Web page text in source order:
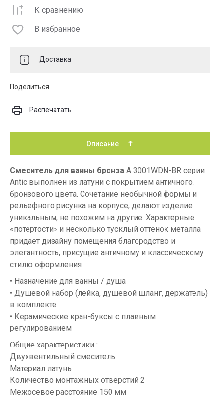
К сравнению
В избранное
Доставка
Поделиться
Распечатать
Описание
Смеситель для ванны бронза A 3001WDN-BR серии
Antic выполнен из латуни с покрытием античного,
бронзового цвета. Сочетание необычной формы и
рельефного рисунка на корпусе, делают изделие
уникальным, не похожим на другие. Характерные
«потертости» и несколько тусклый оттенок металла
придает дизайну помещения благородство и
элегантность, присущие античному и классическому
стилю оформления.
• Назначение для ванны / душа
• Душевой набор (лейка, душевой шланг, держатель)
в комплекте
• Керамические кран-буксы с плавным
регулированием
Общие характеристики :
Двухвентильный смеситель
Материал латунь
Количество монтажных отверстий 2
Межосевое расстояние 150 мм